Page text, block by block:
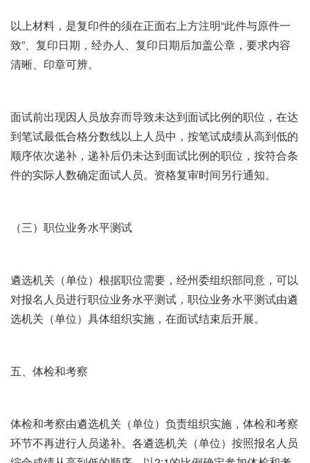
以上材料，是复印件的须在正面右上方注明“此件与原件一
致”、复印日期，经办人、复印日期后加盖公章，要求内容
清晰、印章可辨。
面试前出现因人员放弃而导致未达到面试比例的职位，在达
到笔试最低合格分数线以上人员中，按笔试成绩从高到低的
顺序依次递补，递补后仍未达到面试比例的职位，按符合条
件的实际人数确定面试人员。资格复审时间另行通知。
（三）职位业务水平测试
遴选机关（单位）根据职位需要，经州委组织部同意，可以
对报名人员进行职位业务水平测试，职位业务水平测试由遴
选机关（单位）具体组织实施，在面试结束后开展。
五、体检和考察
体检和考察由遴选机关（单位）负责组织实施，体检和考察
环节不再进行人员递补。各遴选机关（单位）按照报名人员